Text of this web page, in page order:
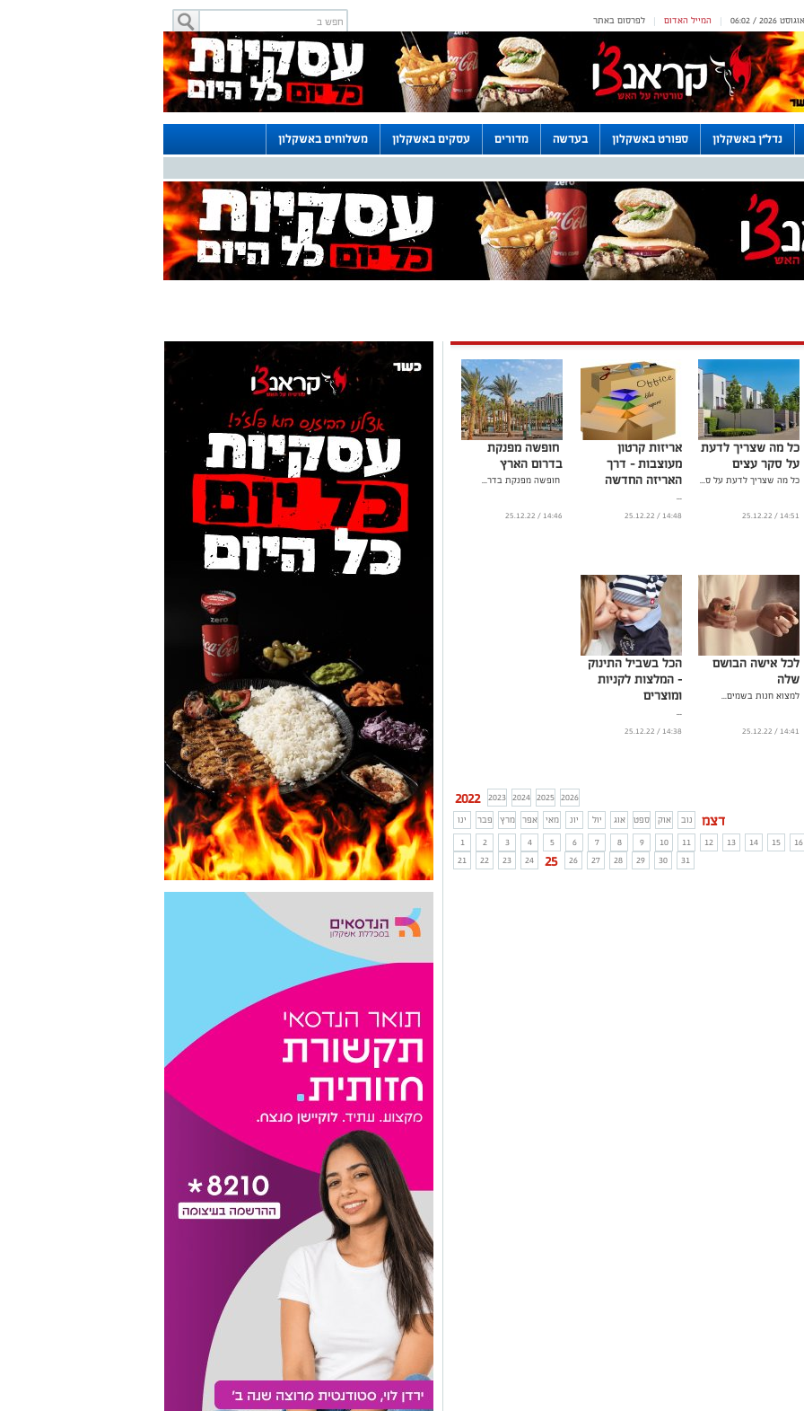
לפרסום באתר | המייל האדום |
נדל"ן באשקלון ספורט באשקלון בעדשה מדורים עסקים באשקלון משלוחים באשקלון
כל מה שצריך לדעת
על סקר עצים
כל מה שצריך לדעת על ס...
14:51 / 25.12.22
אריזות קרטון
מעוצבות - דרך
האריזה החדשה
...
14:48 / 25.12.22
חופשה מפנקת
בדרום הארץ
חופשה מפנקת בדר...
14:46 / 25.12.22
לכל אישה הבושם
שלה
למצוא חנות בשמים...
14:41 / 25.12.22
הכל בשביל התינוק
- המלצות לקניות
ומוצרים
...
14:38 / 25.12.22
2022 2023 2024 2025 2026
ינו
פבר מרץ אפר מאי יונ יול אוג ספט אוק נוב דצמ
1 2 3 4 5 6 7 8 9 10 11 12 13 14 15 16
21
22 23 24 25 26 27 28 29 30 31